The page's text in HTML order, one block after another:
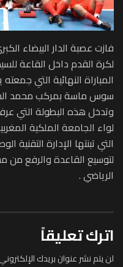
فازت عصبة الدار البيضاء
سوس ماسة بمركب محمد
لواء الجامعة الملكية
التي تبنتها الإدارة
لتوسيع القاعدة والرفع
الرياضي .
اترك تعليقاً
لن يتم نشر عنوان بريدك